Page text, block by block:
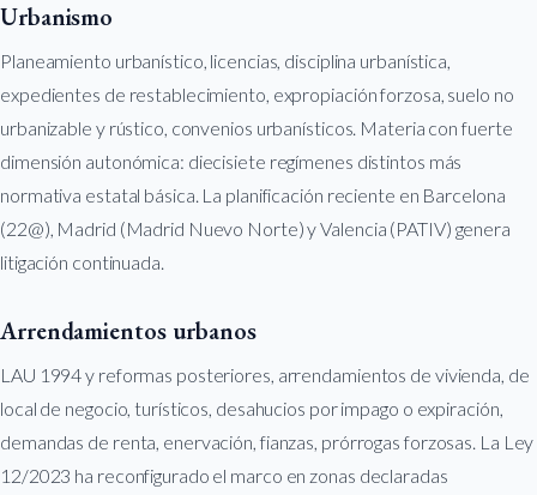
Urbanismo
Planeamiento urbanístico, licencias, disciplina urbanística,
expedientes de restablecimiento, expropiación forzosa, suelo no
urbanizable y rústico, convenios urbanísticos. Materia con fuerte
dimensión autonómica: diecisiete regímenes distintos más
normativa estatal básica. La planificación reciente en Barcelona
(22@), Madrid (Madrid Nuevo Norte) y Valencia (PATIV) genera
litigación continuada.
Arrendamientos urbanos
LAU 1994 y reformas posteriores, arrendamientos de vivienda, de
local de negocio, turísticos, desahucios por impago o expiración,
demandas de renta, enervación, fianzas, prórrogas forzosas. La Ley
12/2023 ha reconfigurado el marco en zonas declaradas